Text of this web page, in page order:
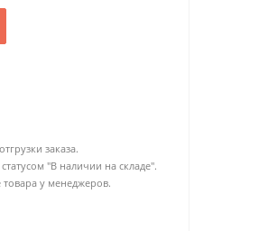
заказа.
"В наличии на складе".
у менеджеров.